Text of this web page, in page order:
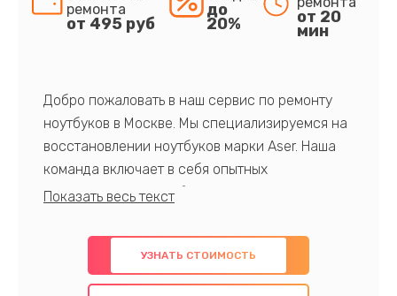
ремонта
от 495 руб
до
20% от 20
мин
Добро пожаловать в наш сервис по ремонту
ноутбуков в Москве. Мы специализируемся на
восстановлении ноутбуков марки Aser. Наша
команда включает в себя опытных
профессионалов с обширными знаниями и
предлагаем быстрый и качественный ремонт с
использованием оригинальных компонентов, а
также гарантируем качество всех
УЗНАТЬ СТОИМОСТЬ